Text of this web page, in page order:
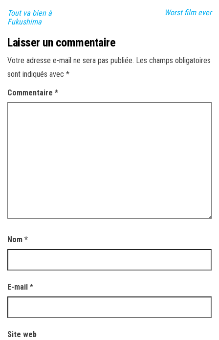
Tout va bien à
Fukushima
Worst film ever
Laisser un commentaire
Votre adresse e-mail ne sera pas publiée. Les champs obligatoires
sont indiqués avec *
Commentaire *
Nom *
E-mail *
Site web